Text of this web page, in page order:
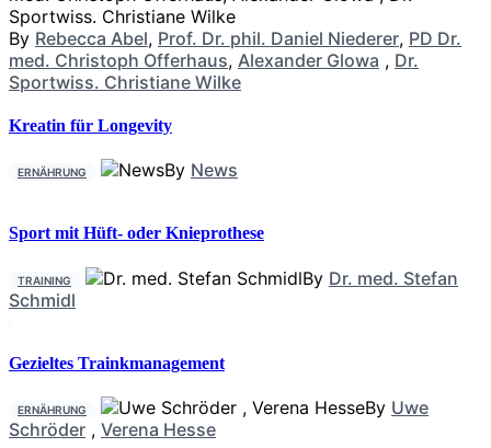
By Rebecca Abel, Prof. Dr. phil. Daniel Niederer, PD Dr.
med. Christoph Offerhaus, Alexander Glowa , Dr.
Sportwiss. Christiane Wilke
Kreatin für Longevity
ERNÄHRUNG By News
Sport mit Hüft- oder Knieprothese
TRAINING By Dr. med. Stefan
Schmidl
Gezieltes Trainkmanagement
ERNÄHRUNG By Uwe
Schröder , Verena Hesse